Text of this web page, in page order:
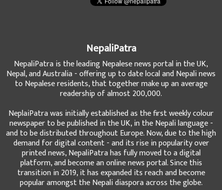
NepaliPatra
NepaliPatra is the leading Nepalese news portal in the UK,
Nepal, and Australia - offering up to date local and Nepali news
to Nepalese residents, that together make up an average
readership of almost 200,000.
NeplaiPatra was initially established as the first weekly colour
newspaper to be published in the UK, in the Nepali language -
and to be distributed throughout Europe. Now, due to the high
demand for digital content - and its rise in popularity over
printed news, NepaliPatra has fully moved to a digital
platform, and become an online news portal. Since this
transition in 2019, it has expanded its reach and become
popular amongst the Nepali diaspora across the globe.